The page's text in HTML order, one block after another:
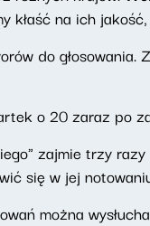
kłaść na ich
do
o 20 zaraz po
zajmie trzy razy
się w jej
można